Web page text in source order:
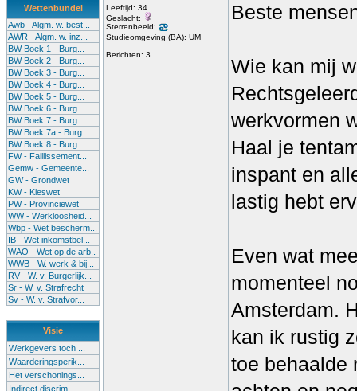
Wettenbundel
Awb - Algm. w. best...
AWR - Algm. w. inz...
BW Boek 1 - Burg...
BW Boek 2 - Burg...
BW Boek 3 - Burg...
BW Boek 4 - Burg...
BW Boek 5 - Burg...
BW Boek 6 - Burg...
BW Boek 7 - Burg...
BW Boek 7a - Burg...
BW Boek 8 - Burg...
FW - Faillissement...
Gemw - Gemeente...
GW - Grondwet
KW - Kieswet
PW - Provinciewet
WW - Werkloosheid...
Wbp - Wet bescherm...
IB - Wet inkomstbel...
WAO - Wet op de arb..
WWB - W. werk & bij...
RV - W. v. Burgerlijk...
Sr - W. v. Strafrecht
Sv - W. v. Strafvor...
Visie
Werkgevers toch ...
Waarderingsperik...
Het verschonings...
Indirect discrim...
Leeftijd: 34
Geslacht:
Sterrenbeeld:
Studieomgeving (BA): UM
Berichten: 3
Beste
Wie kan mij
werkvormen
Haal je
inspant en
lastig hebt
Even wat
momenteel
Amsterdam.
kan ik rustig
toe behaalde